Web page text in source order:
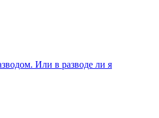
Или в разводе ли я